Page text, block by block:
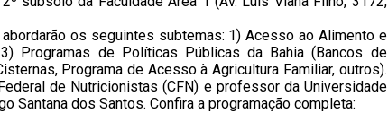
os seguintes subtemas: 1) Acesso ao Alimento e
Programas de Políticas Públicas da Bahia (Bancos de
Programa de Acesso à Agricultura Familiar, outros).
de Nutricionistas (CFN) e professor da Universidade
Santana dos Santos. Confira a programação completa: